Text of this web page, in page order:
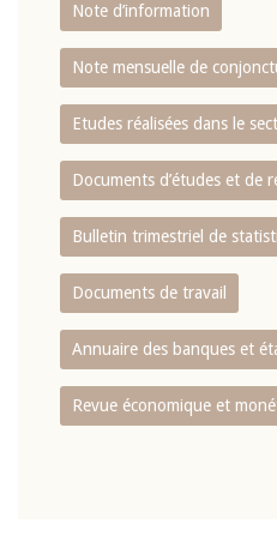
Note d’information
Note mensuelle de
Etudes réalisées dans le
Documents d’études et de
Bulletin trimestriel de
Documents de travail
Annuaire des banques et
Revue économique et